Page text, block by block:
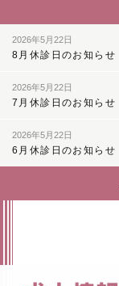
2026年5月22日
8月休診日のお知らせ
2026年5月22日
7月休診日のお知らせ
2026年5月22日
6月休診日のお知らせ